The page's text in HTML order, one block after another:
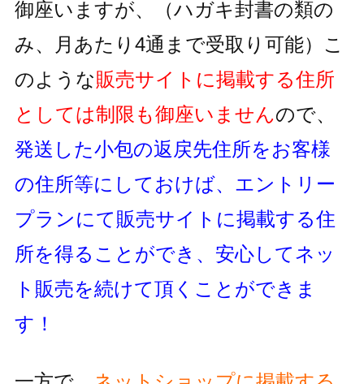
御座いますが、
（ハガキ封書の類の
み、月あたり4通まで受取り可能） こ
のような販売サイトに掲載する住所
としては制限も御座いませんので、
発送した小包の返戻先住所をお客様
の住所等にしておけば、 エントリー
プランにて販売サイトに掲載する住
所を得ることができ、 安心してネッ
ト販売を続けて頂くことができま
す！